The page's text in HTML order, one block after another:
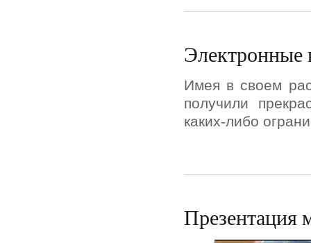
Электронные
Имея в своем
получили
каких-либо
Презентация